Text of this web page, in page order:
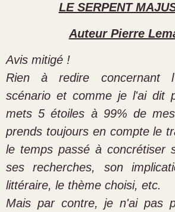
LE SERPENT
Auteur Pierre
Avis mitigé !
Rien à redire concernant
scénario et comme je l'ai dit
mets 5 étoiles à 99% de
prends toujours en compte le
le temps passé à concrétiser
ses recherches, son
littéraire, le thème choisi, etc.
Mais par contre, je n'ai pas